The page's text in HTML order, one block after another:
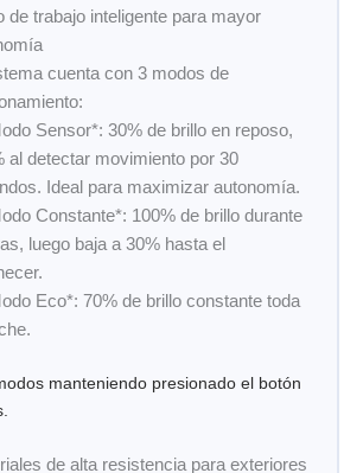
de trabajo inteligente para mayor
cuenta con 3 modos de
Sensor*: 30% de brillo en reposo,
al detectar movimiento por 30
Ideal para maximizar autonomía.
Constante*: 100% de brillo durante
luego baja a 30% hasta el
Eco*: 70% de brillo constante toda
manteniendo presionado el botón
de alta resistencia para exteriores